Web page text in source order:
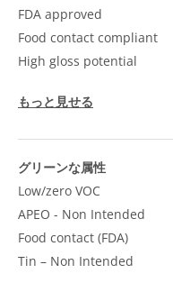
FDA approved
Food contact compliant
High gloss potential
もっと見せる
グリーンな属性
Low/zero VOC
APEO - Non Intended
Food contact (FDA)
Tin – Non Intended